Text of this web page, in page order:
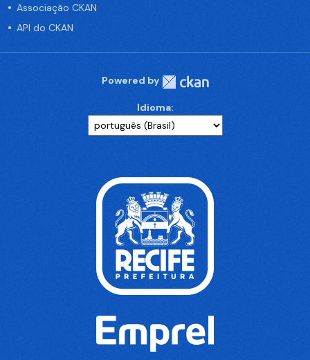
Associação CKAN
API do CKAN
Powered by
Idioma